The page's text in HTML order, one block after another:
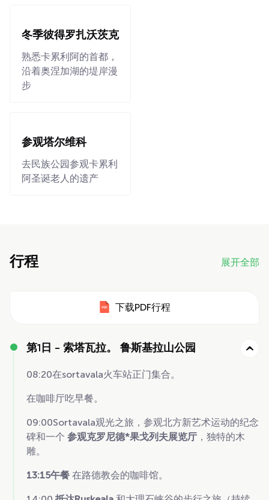
冬季彼得罗扎沃茨克
熟悉卡累利阿的首都，
沿着奥涅加湖的堤岸漫
步
参观塔尔维科
去民族公园参观卡累利
阿圣诞老人的遗产
行程 展开全部
下载PDF行程
第1日 - 索塔瓦拉。 鲁斯基拉山公园
08:20在sortavala火车站正门集合。
在咖啡厅吃早餐。
09:00Sortavala观光之旅，参观北方新艺术运动的纪念
碑和一个 参观克罗尼德*果戈列夫展览厅 ，独特的木
雕。
13:15午餐 在路德教会的咖啡馆。